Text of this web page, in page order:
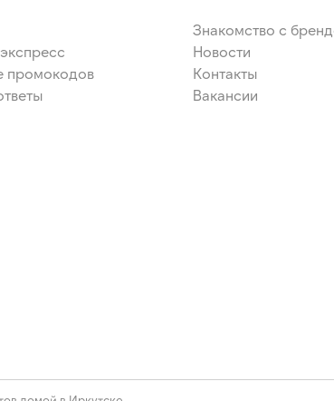
промокодов
Знакомство с
Новости
Контакты
Вакансии